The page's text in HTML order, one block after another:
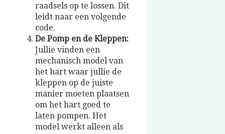
raadsels op te lossen. Dit
leidt naar een volgende
code.
De Pomp en de Kleppen:
Jullie vinden een
mechanisch model van
het hart waar jullie de
kleppen op de juiste
manier moeten plaatsen
om het hart goed te
laten pompen. Het
model werkt alleen als